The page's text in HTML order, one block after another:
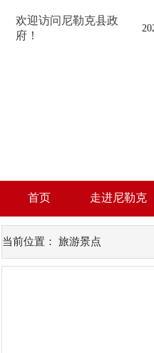
欢迎访问尼勒克县政
府！
首页 走进尼勒克
当前位置： 旅游景点